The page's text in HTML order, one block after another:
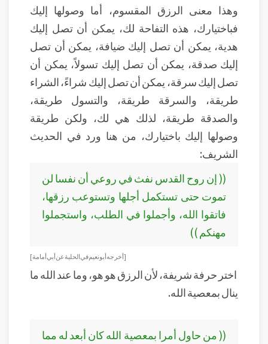
وهذا معنى الرزق المقسوم، أما وصولها إليك
فباختيارك، هذه التفاحة لك، يمكن أن تصل إليك
هدية، يمكن أن تصل إليك ضيافة، يمكن أن تصل
إليك صدقة، يمكن أن تصل إليك تسولاً، يمكن أن
تصل إليك سرقة، يمكن أن تصل إليك شراءً، الشراء
طريقة، والسرقة طريقة، والتسول طريقة،
والصدقة طريقة، لذلك هي لك، ولكن طريقة
وصولها إليك باختيارك، من هنا ورد في الحديث
الشريف:
(( إن روح القدس نفث في روعي أن نفسا لن
تموت حتى تستكمل أجلها وتستوعب رزقها،
فاتقوا الله، وأجملوا في الطلب، واستجملوا
مهنكم ))
[ أخرجه أبو نعيم في الحلية عن أبي أمامة ]
اختر حرفة شريفة، لأن الرزق هو هو، وما عند الله ما
ينال بمعصية الله.
(( من حاول أمرا بمعصية الله كان أبعد له مما